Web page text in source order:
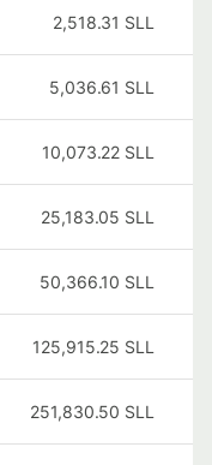
2,518.31 SLL
5,036.61 SLL
10,073.22 SLL
25,183.05 SLL
50,366.10 SLL
125,915.25 SLL
251,830.50 SLL